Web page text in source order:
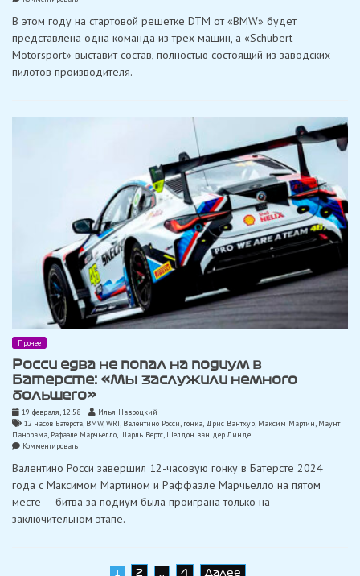
Шелдон
дер
Линде
Раст
В этом году на стартовой решетке DTM от «BMW» будет
представлена ​​одна команда из трех машин, а «Schubert
Motorsport» выставит состав, полностью состоящий из заводских
пилотов производителя.
Прочее
Росси едва не попал на подиум в
Батерсте: «Мы заслужили немного
большего»
19 февраля, 12:58
Илья Навроцкий
12 часов Батерста, BMW,WRT, Валентино Росси, гонка, Дрис Вантхур, Максим Мартин, Маунт
Панорама, Рафаэле Марчьелло, Шарль Вертс, Шелдон ван дер Линде
Комментироватьon
едва
попал
на
в
Валентино Росси завершил 12-часовую гонку в Батерсте 2024
года с Максимом Мартином и Раффаэле Марчьелло на пятом
месте — битва за подиум была проиграна только на
заключительном этапе.
2 4 Далее